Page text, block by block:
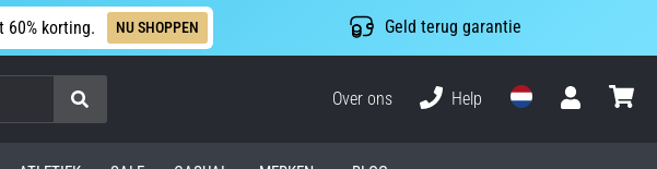
korting. NU SHOPPEN Geld terug garantie
Zoeken
Over ons
Help